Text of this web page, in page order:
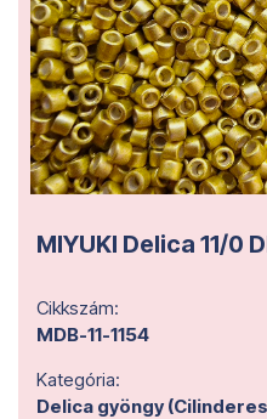
MIYUKI Delica 11/0
Cikkszám:
MDB-11-1154
Kategória:
Delica gyöngy